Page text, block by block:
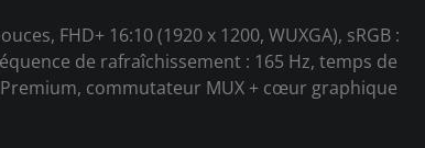
FHD+ 16:10 (1920 x 1200, WUXGA), sRGB :
de rafraîchissement : 165 Hz, temps de
Premium, commutateur MUX + cœur graphique